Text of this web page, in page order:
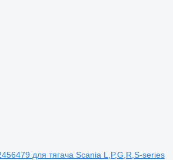
для тягача Scania L,P,G,R,S-series